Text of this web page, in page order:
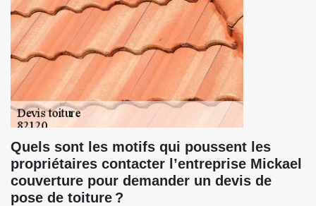
Quels sont les motifs qui poussent les
propriétaires contacter l’entreprise Mickael
couverture pour demander un devis de
pose de toiture ?